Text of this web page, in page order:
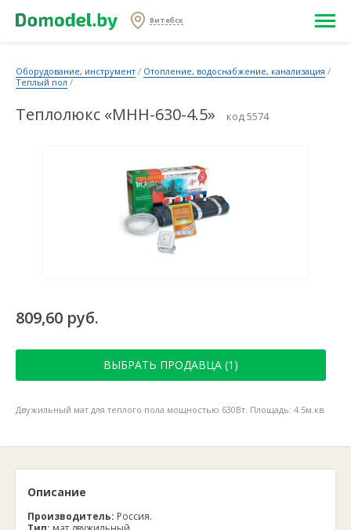
Витебск
Оборудование, инструмент / Отопление, водоснабжение, канализация /
Теплый пол /
Теплолюкс «МНН-630-4.5» код 5574
809,60 руб.
ВЫБРАТЬ ПРОДАВЦА (1)
Двужильный мат для теплого пола мощностью 630Вт. Площадь: 4.5м.кв.
Описание
Производитель: Россия.